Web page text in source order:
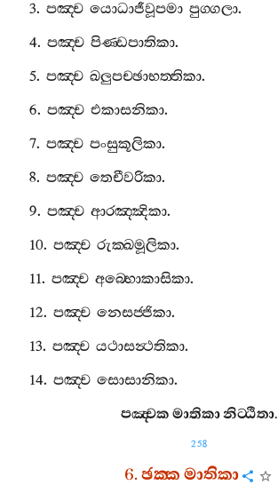
3. පඤ‍්ච යොධාජීවූපමා පුග‍්ගලා.
4. පඤ‍්ච පිණ‍්ඩපාතිකා.
5. පඤ‍්ච ඛලුපච‍්ඡාභත‍්තිකා.
6. පඤ‍්ච එකාසනිකා.
7. පඤ‍්ච පංසුකූලිකා.
8. පඤ‍්ච තෙචීවරිකා.
9. පඤ‍්ච ආරඤ‍්ඤිකා.
10. පඤ‍්ච රුක‍්ඛමූලිකා.
11. පඤ‍්ච අබ‍්භොකාසිකා.
12. පඤ‍්ච නෙසජ‍්ජිකා.
13. පඤ‍්ච යථාසන්‍ථතිකා.
14. පඤ‍්ච සොසානිකා.
පඤ‍්චකමාතිකානිට‍්ඨිතා.
258
6.ඡක‍්කමාතිකා